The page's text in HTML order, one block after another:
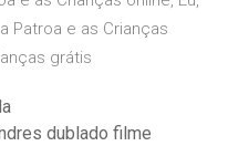
Patroa e as Crianças
grátis
dublado filme